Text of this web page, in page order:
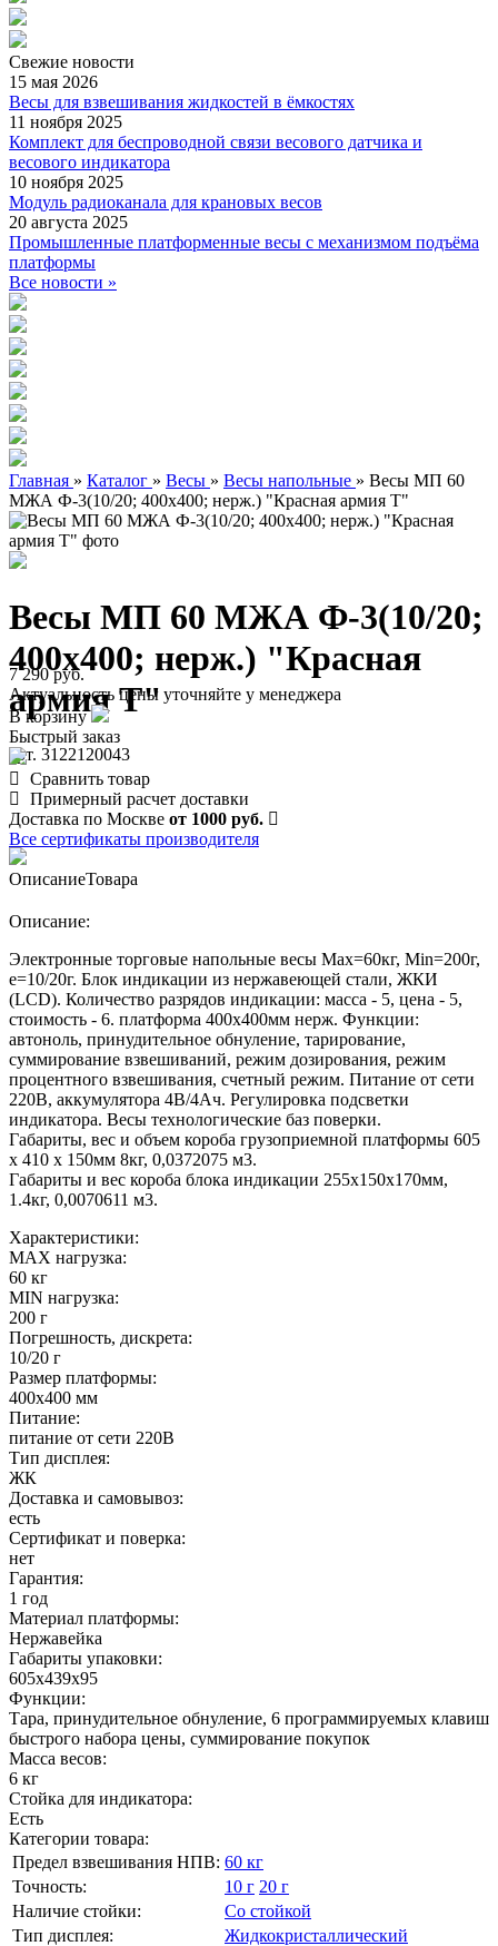
Свежие новости
15 мая 2026
Весы для взвешивания жидкостей в ёмкостях
11 ноября 2025
Комплект для беспроводной связи весового датчика и
весового индикатора
10 ноября 2025
Модуль радиоканала для крановых весов
20 августа 2025
Промышленные платформенные весы с механизмом подъёма
платформы
Все новости »
Главная » Каталог » Весы » Весы напольные » Весы МП 60
МЖА Ф-3(10/20; 400х400; нерж.) "Красная армия Т"
Весы МП 60 МЖА Ф-3(10/20;
400х400; нерж.) "Красная
армия Т"
арт. 3122120043
7 290 руб.
Актуальность цены уточняйте у менеджера
В корзину
Быстрый заказ
Сравнить товар
Примерный расчет доставки
Доставка по Москве от 1000 руб.
Все сертификаты производителя
ОписаниеТовара
Описание:
Электронные торговые напольные весы Мах=60кг, Min=200г,
e=10/20г. Блок индикации из нержавеющей стали, ЖКИ
(LCD). Количество разрядов индикации: масса - 5, цена - 5,
стоимость - 6. платформа 400х400мм нерж. Функции:
автоноль, принудительное обнуление, тарирование,
суммирование взвешиваний, режим дозирования, режим
процентного взвешивания, счетный режим. Питание от сети
220В, аккумулятора 4В/4Ач. Регулировка подсветки
индикатора. Весы технологические баз поверки.
Габариты, вес и объем короба грузоприемной платформы 605
х 410 х 150мм 8кг, 0,0372075 м3.
Габариты и вес короба блока индикации 255х150х170мм,
1.4кг, 0,0070611 м3.
Характеристики:
MAX нагрузка:
60 кг
MIN нагрузка:
200 г
Погрешность, дискрета:
10/20 г
Размер платформы:
400х400 мм
Питание:
питание от сети 220В
Тип дисплея:
ЖК
Доставка и самовывоз:
есть
Сертификат и поверка:
нет
Гарантия:
1 год
Материал платформы:
Нержавейка
Габариты упаковки:
605x439x95
Функции:
Тара, принудительное обнуление, 6 программируемых клавиш
быстрого набора цены, суммирование покупок
Масса весов:
6 кг
Стойка для индикатора:
Есть
Категории товара:
Предел взвешивания НПВ: 60 кг
Точность:
10 г 20 г
Наличие стойки:
Со стойкой
Тип дисплея:
Жидкокристаллический